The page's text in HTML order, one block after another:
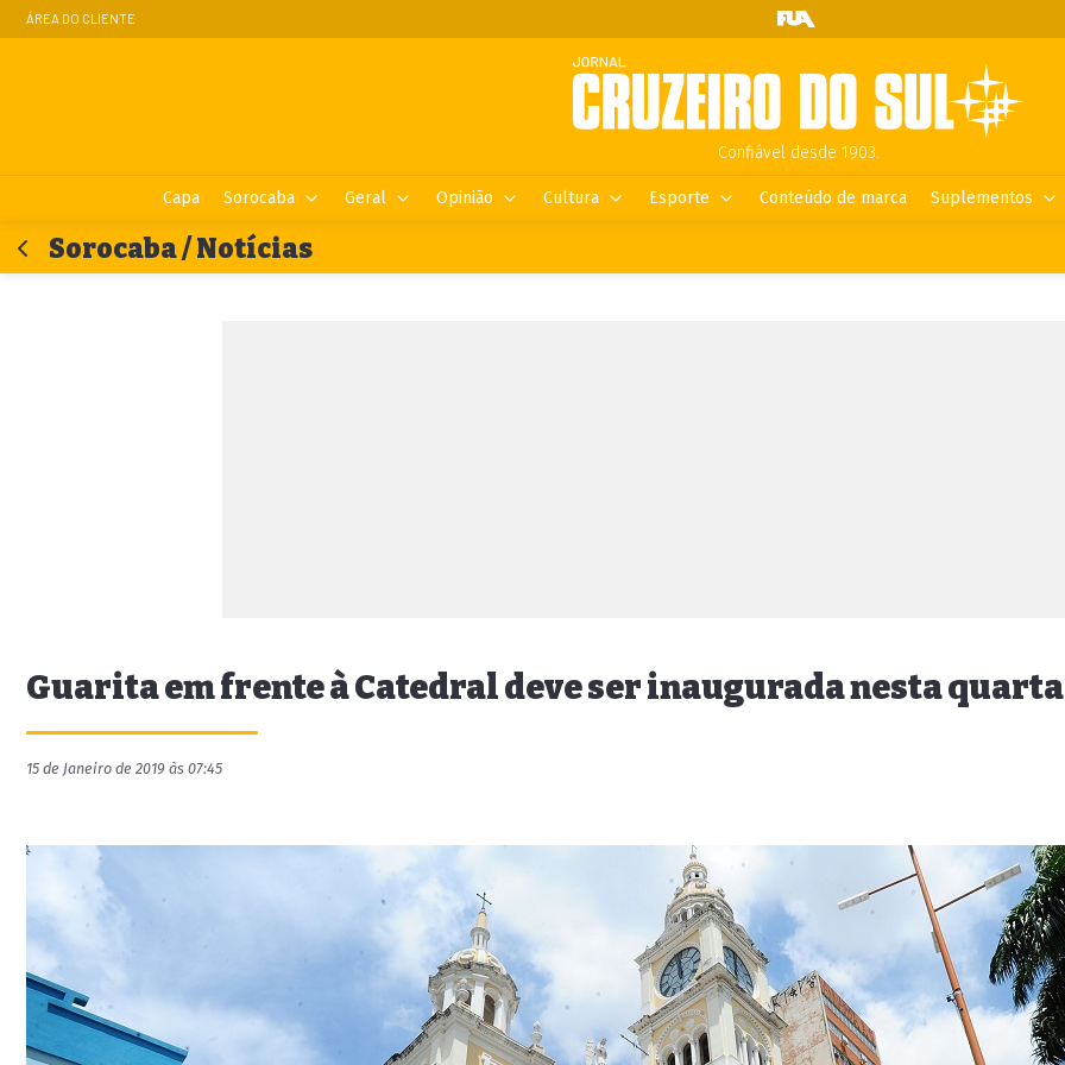
ÁREA DO CLIENTE
Confiável desde 1903.
Capa Sorocaba Geral Opinião Cultura Esporte Conteúdo de marca Suplementos
Sorocaba / Notícias
Guarita em frente à Catedral deve ser inaugurada nesta quarta
15 de Janeiro de 2019 às 07:45